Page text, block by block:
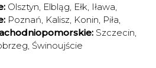
Olsztyn, Elbląg, Ełk, Iława,
Poznań, Kalisz, Konin, Piła,
Szczecin,
, Świnoujście